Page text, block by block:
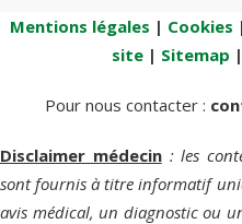
Mentions légales | Cookies |
site| Sitemap |
Pour nous contacter :
Disclaimer médecin: les
sont fournis à titre informatif
avis médical, un diagnostic ou